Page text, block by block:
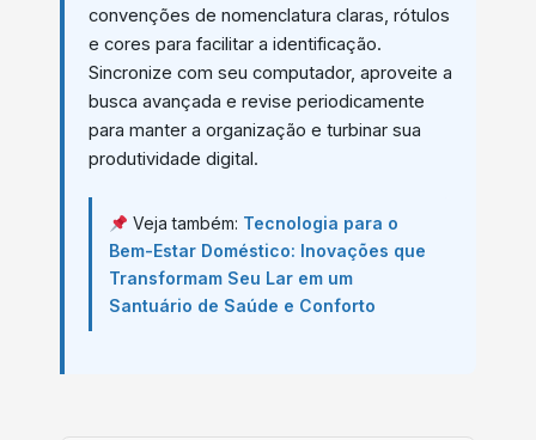
convenções de nomenclatura claras, rótulos
e cores para facilitar a identificação.
Sincronize com seu computador, aproveite a
busca avançada e revise periodicamente
para manter a organização e turbinar sua
produtividade digital.
Veja também: Tecnologia para o
Bem-Estar Doméstico: Inovações que
Transformam Seu Lar em um
Santuário de Saúde e Conforto